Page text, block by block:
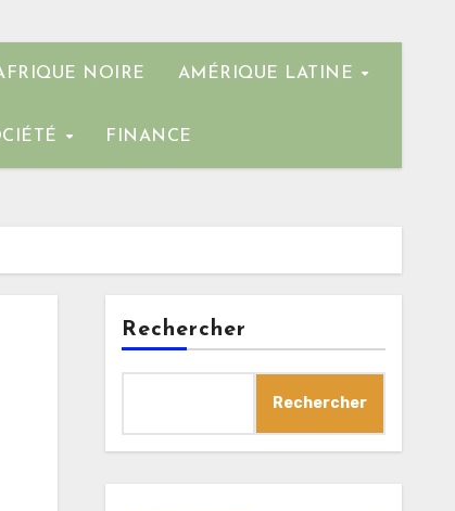
NOIRE AMÉRIQUE LATINE
FINANCE
Rechercher
Rechercher